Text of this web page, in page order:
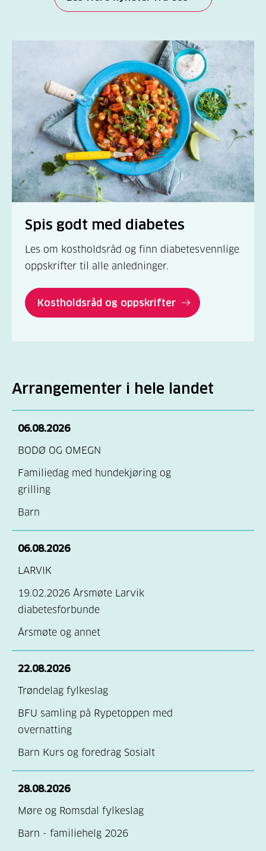
Spis godt med diabetes
Les om kostholdsråd og finn diabetesvennlige
oppskrifter til alle anledninger.
Kostholdsråd og oppskrifter
Arrangementer i hele landet
06.08.2026
BODØ OG OMEGN
Familiedag med hundekjøring og
grilling
Barn
06.08.2026
LARVIK
19.02.2026 Årsmøte Larvik
diabetesforbunde
Årsmøte og annet
22.08.2026
Trøndelag fylkeslag
BFU samling på Rypetoppen med
overnatting
Barn Kurs og foredrag Sosialt
28.08.2026
Møre og Romsdal fylkeslag
Barn - familiehelg 2026